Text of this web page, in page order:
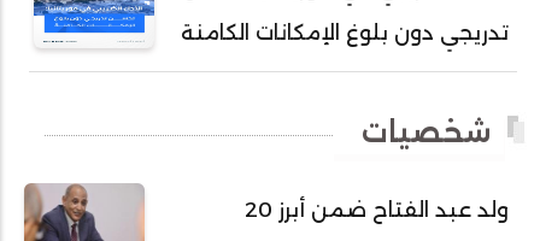
أحمد طالب ولد محمد
أحمد عبد الله أحمد مسكه
أحمد محفوظ حسني
تدريجي دون بلوغ الإمكانات الكامنة
شخصيات
ولد عبد الفتاح ضمن أبرز 20